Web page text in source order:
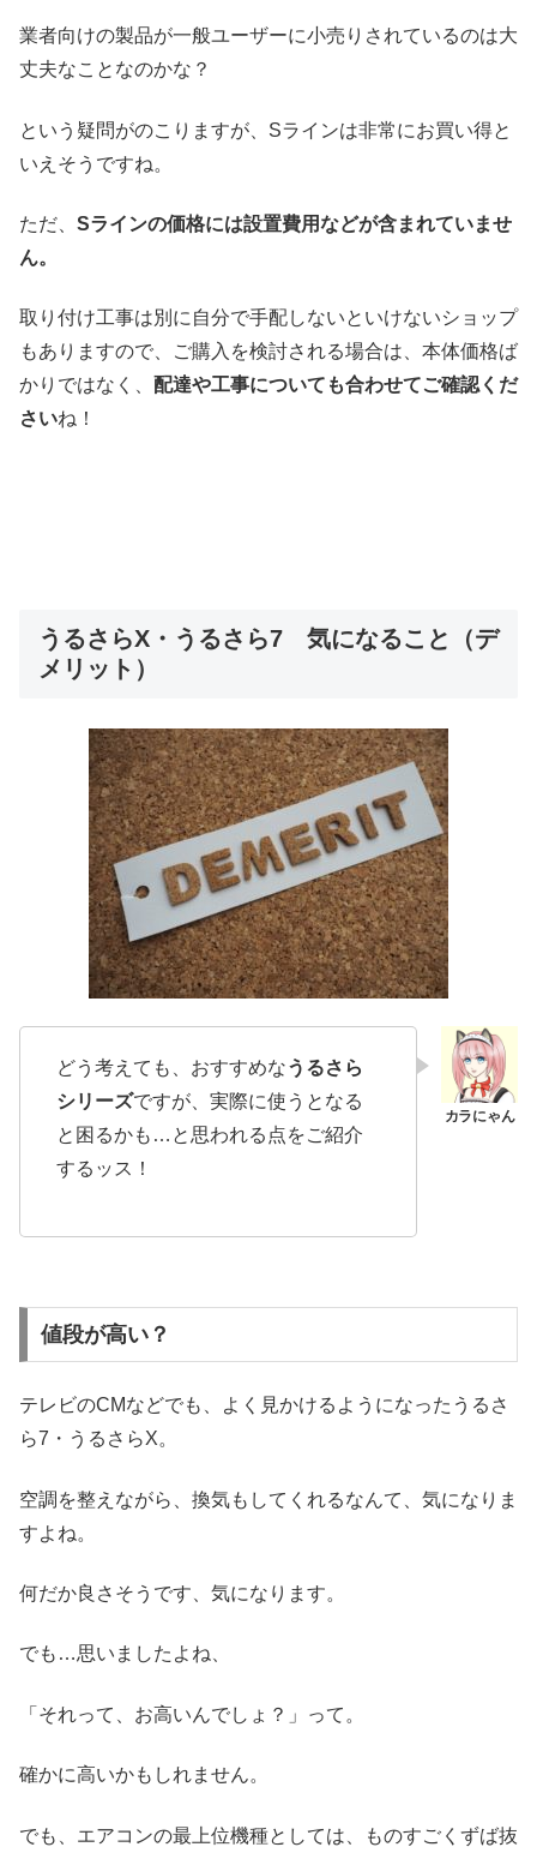
業者向けの製品が一般ユーザーに小売りされているのは大
丈夫なことなのかな？
という疑問がのこりますが、Sラインは非常にお買い得と
いえそうですね。
ただ、 Sラインの価格には設置費用などが含まれていませ
ん。
取り付け工事は別に自分で手配しないといけないショップ
もありますので、ご購入を検討される場合は、本体価格ば
かりではなく、 配達や工事についても合わせてご確認くだ
さいね！
うるさらX・うるさら7 気になること（デ
メリット）
どう考えても、おすすめなうるさら
シリーズですが、実際に使うとなる
と困るかも…と思われる点をご紹介
するッス！
値段が高い？
テレビのCMなどでも、よく見かけるようになったうるさ
ら7・うるさらX。
空調を整えながら、換気もしてくれるなんて、気になりま
すよね。
何だか良さそうです、気になります。
でも…思いましたよね、
「それって、お高いんでしょ？」って。
確かに高いかもしれません。
でも、エアコンの最上位機種としては、ものすごくずば抜